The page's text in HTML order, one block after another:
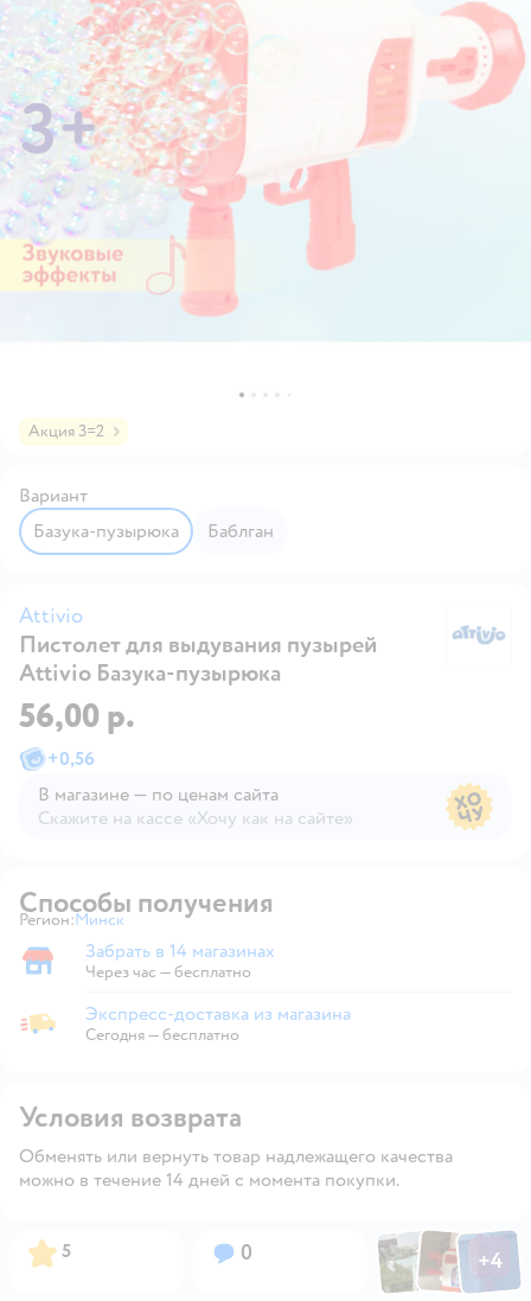
Акция 3=2
Вариант
Базука-пузырюка
Баблган
Attivio
Пистолет для выдувания пузырей
Attivio Базука-пузырюка
56,00 р.
+0,56
В магазине — по ценам сайта
Скажите на кассе «Хочу как на сайте»
Способы получения
Регион: Выбор адреса доставки.
Минск
Забрать в магазине
Забрать в 14 магазинах
Через час — бесплатно
Экспресс-доставка из магазина
Экспресс-доставка из магазина
Сегодня—бесплатно
Условия возврата
Обменять или вернуть товар надлежащего качества
можно в течение 14 дней с момента покупки.
Рейтинг:
5 Вопросов:
0 ФотоФотоФото
+4
Открыть